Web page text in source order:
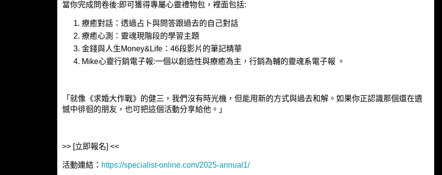
當你完成問卷後:即可獲得專屬心靈禮物包，裡面包括:
療癒對話：透過占卜與問答跟過去的自己對話
療癒心測：靈魂現階段的學習主題
金錢與人生Money&Life：46段影片的筆記精華
Mike心靈行銷電子報:一個以創造性與療癒為主，行銷為輔的靈魂系電子報 。
「就像《求婚大作戰》的健三，我們沒有時光機，但能用新的方式與過去和解。如果你正認識那個還在遺
憾中徘徊的朋友，也可把這個活動分享給他。」
>> [立即報名] <<
活動連結： https://specialist-online.com/2025-annual1/